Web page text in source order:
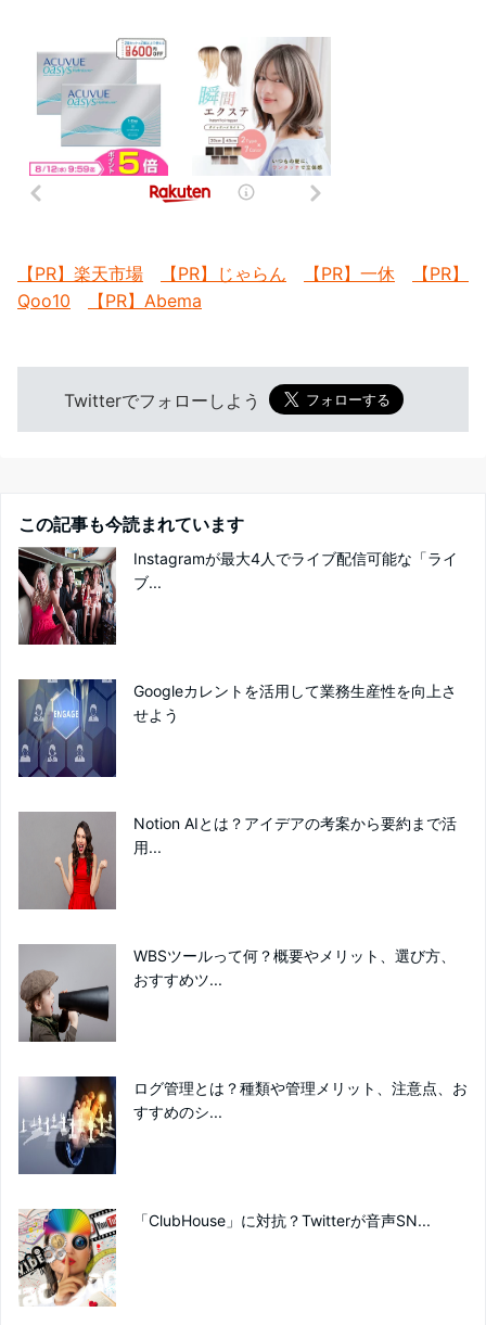
【PR】楽天市場 【PR】じゃらん 【PR】一休
【PR】
Qoo10
【PR】Abema
Twitterでフォローしよう
この記事も今読まれています
Instagramが最大4人でライブ配信可能な「ライ
ブ...
Googleカレントを活用して業務生産性を向上さ
せよう
Notion AIとは？アイデアの考案から要約まで活
用...
WBSツールって何？概要やメリット、選び方、
おすすめツ...
ログ管理とは？種類や管理メリット、注意点、お
すすめのシ...
「ClubHouse」に対抗？Twitterが音声SN...